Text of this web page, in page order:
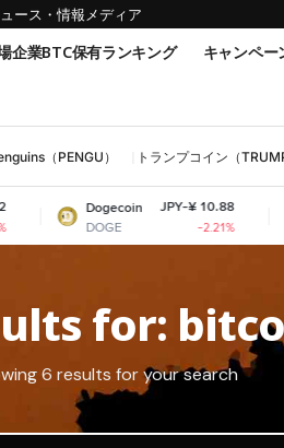
ース・情報メディア
企業BTC保有ランキング キャンペー
（PENGU） トランプコイン（
Dogecoin
DOGE
JPY-¥ 10.88
for:
6 results for your search